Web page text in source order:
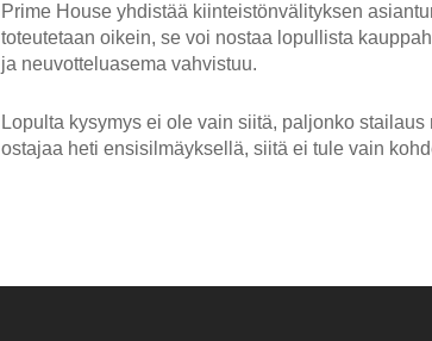
Prime House yhdistää kiinteistönvälityksen
toteutetaan oikein, se voi nostaa lopullista
ja neuvotteluasema vahvistuu.
Lopulta kysymys ei ole vain siitä, paljonko
ostajaa heti ensisilmäyksellä, siitä ei tule vain